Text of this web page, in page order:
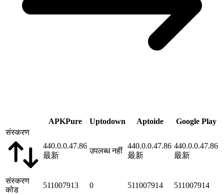
APKPure Uptodown Aptoide
Google Play
संस्करण
440.0.0.47.86
最新
उपलब्ध नहीं
440.0.0.47.86
最新
440.0.0.47.86
最新
संस्करण
कोड
511007913 0 511007914
511007914